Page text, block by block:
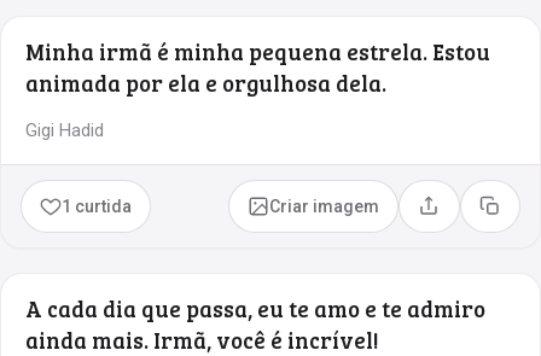
Minha irmã é minha pequena estrela. Estou
animada por ela e orgulhosa dela.
Gigi Hadid
1 curtida Criar imagem Compartilhar
Copiar
A cada dia que passa, eu te amo e te admiro
ainda mais. Irmã, você é incrível!